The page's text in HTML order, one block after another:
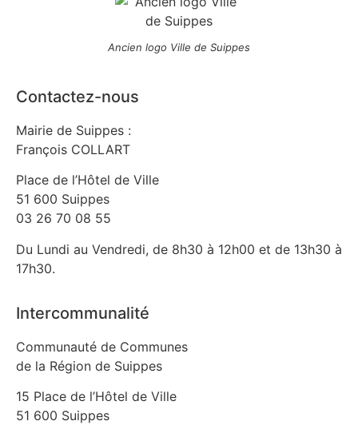
Ancien logo Ville de Suippes
Contactez-nous
Mairie de Suippes :
François COLLART
Place de l’Hôtel de Ville
51 600 Suippes
03 26 70 08 55
Du Lundi au Vendredi, de 8h30 à 12h00 et de 13h30 à
17h30.
Intercommunalité
Communauté de Communes
de la Région de Suippes
15 Place de l’Hôtel de Ville
51 600 Suippes